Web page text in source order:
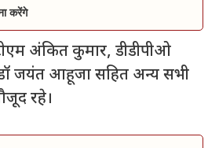
करेंगे
अंकित कुमार, डीडीपीओ
जयंत आहूजा सहित अन्य सभी
रहे।